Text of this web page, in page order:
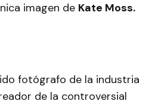
imagen de Kate Moss.
fotógrafo de la industria
de la controversial